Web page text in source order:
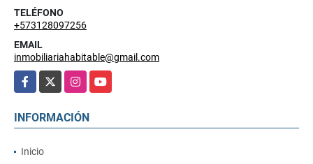
TELÉFONO
+573128097256
EMAIL
inmobiliariahabitable@gmail.com
Facebook
InstagramYouTube
INFORMACIÓN
Inicio